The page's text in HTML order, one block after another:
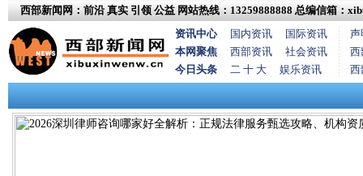
西部新闻网：前沿 真实 引领 公益 网站热线：13259888888 总编信箱：
资讯中心
国内资讯
国际资讯
本网聚焦
西部资讯
社会资讯
今日头条
二 十 大 娱乐资讯
声
西
西